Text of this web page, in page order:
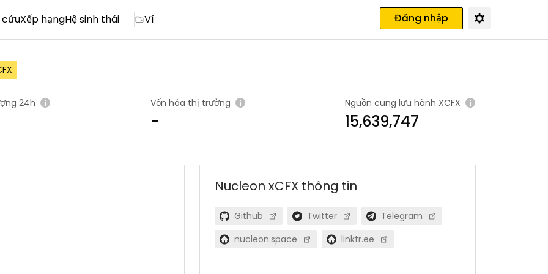
cứuXếp hạngHệ sinh thái Ví Đăng nhập
24h Vốn hóa thị trường
-
Nguồn cung lưu hành XCFX
15,639,747
Nucleon xCFX thông tin
Github Twitter
Telegram
nucleon.space
linktr.ee